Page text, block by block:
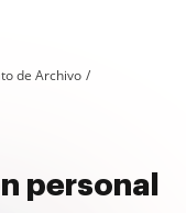
de Archivo
personal